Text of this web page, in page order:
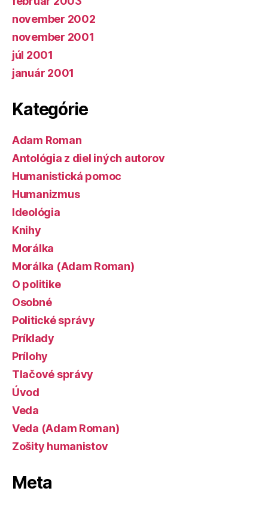
november 2002
november 2001
júl 2001
január 2001
Kategórie
Adam Roman
Antológia z diel iných autorov
Humanistická pomoc
Humanizmus
Ideológia
Knihy
Morálka
Morálka (Adam Roman)
O politike
Osobné
Politické správy
Príklady
Prílohy
Tlačové správy
Úvod
Veda
Veda (Adam Roman)
Zošity humanistov
Meta